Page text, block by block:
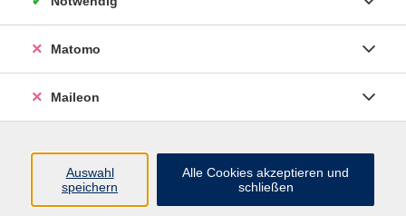
Matomo
Maileon
Auswahl
speichern
Alle Cookies akzeptieren und
schließen